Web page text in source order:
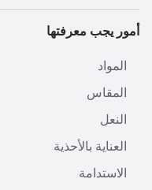
أمور يجب معرفتها
المواد
المقاس
النعل
العناية بالأحذية
الاستدامة